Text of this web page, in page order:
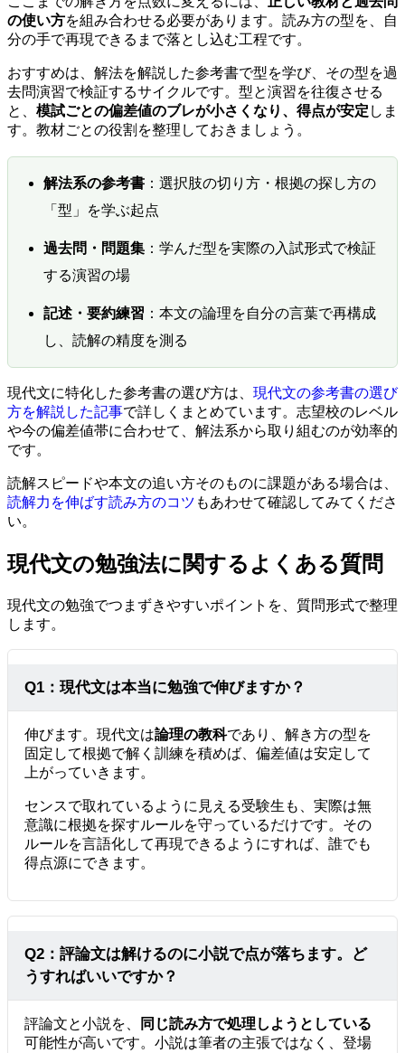
の使い方を組み合わせる必要があります。読み方の型を、自
分の手で再現できるまで落とし込む工程です。
おすすめは、解法を解説した参考書で型を学び、その型を過
去問演習で検証するサイクルです。型と演習を往復させる
と、 模試ごとの偏差値のブレが小さくなり、得点が安定 しま
す。教材ごとの役割を整理しておきましょう。
解法系の参考書：選択肢の切り方・根拠の探し方の
「型」を学ぶ起点
過去問・問題集：学んだ型を実際の入試形式で検証
する演習の場
記述・要約練習 ：本文の論理を自分の言葉で再構成
し、読解の精度を測る
現代文に特化した参考書の選び方は、 現代文の参考書の選び
方を解説した記事で詳しくまとめています。志望校のレベル
や今の偏差値帯に合わせて、解法系から取り組むのが効率的
です。
読解スピードや本文の追い方そのものに課題がある場合は、
読解力を伸ばす読み方のコツ もあわせて確認してみてくださ
い。
現代文の勉強法に関するよくある質問
現代文の勉強でつまずきやすいポイントを、質問形式で整理
します。
Q1：現代文は本当に勉強で伸びますか？
伸びます。現代文は論理の教科であり、解き方の型を
固定して根拠で解く訓練を積めば、偏差値は安定して
上がっていきます。
センスで取れているように見える受験生も、実際は無
意識に根拠を探すルールを守っているだけです。その
ルールを言語化して再現できるようにすれば、誰でも
得点源にできます。
Q2：評論文は解けるのに小説で点が落ちます。ど
うすればいいですか？
評論文と小説を、
同じ読み方で処理しようとしている
可能性が高いです。小説は筆者の主張ではなく、登場